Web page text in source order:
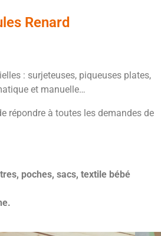
Renard
: surjeteuses, piqueuses plates,
et manuelle…
répondre à toutes les demandes de
poches, sacs, textile bébé